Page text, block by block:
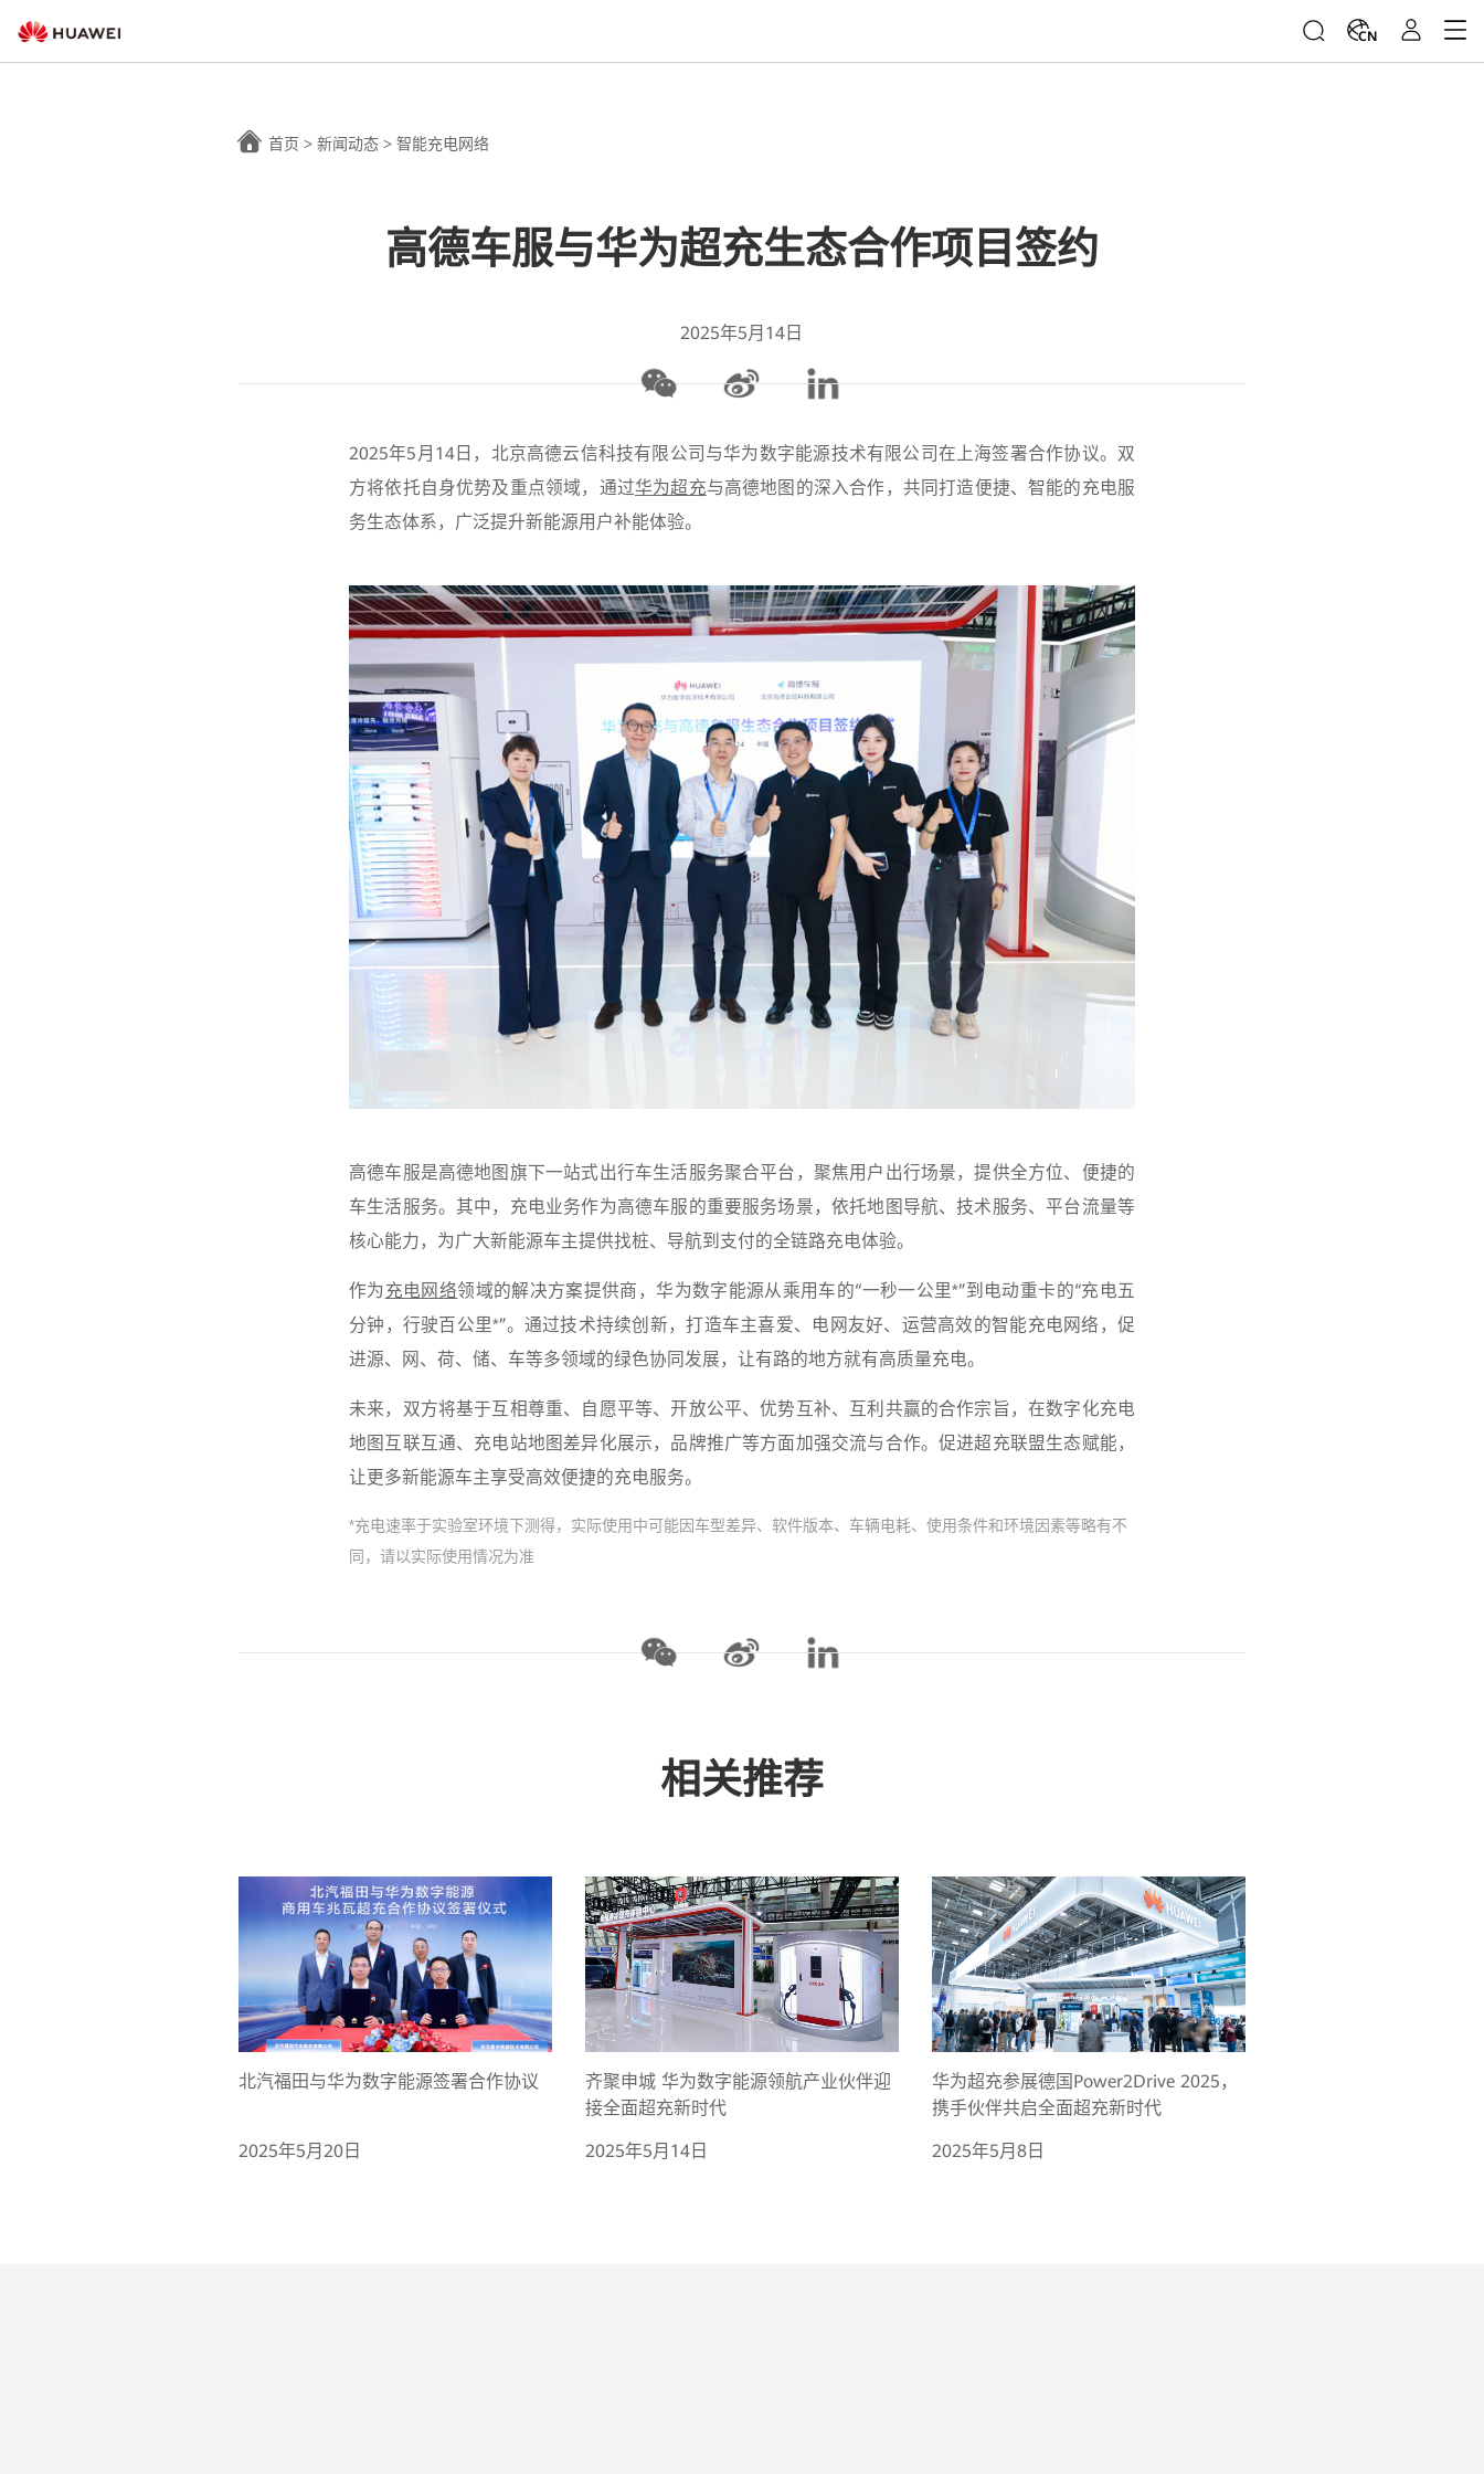
CN
首页 >新闻动态 >智能充电网络
高德车服与华为超充生态合作项目签约
2025年5月14日
2025年5月14日，北京高德云信科技有限公司与华为数字能源技术有限公司在上海签署合作协议。双
方将依托自身优势及重点领域，通过华为超充与高德地图的深入合作，共同打造便捷、智能的充电服
务生态体系，广泛提升新能源用户补能体验。
高德车服是高德地图旗下一站式出行车生活服务聚合平台，聚焦用户出行场景，提供全方位、便捷的
车生活服务。其中，充电业务作为高德车服的重要服务场景，依托地图导航、技术服务、平台流量等
核心能力，为广大新能源车主提供找桩、导航到支付的全链路充电体验。
作为充电网络领域的解决方案提供商，华为数字能源从乘用车的“一秒一公里*”到电动重卡的“充电五
分钟，行驶百公里*”。通过技术持续创新，打造车主喜爱、电网友好、运营高效的智能充电网络，促
进源、网、荷、储、车等多领域的绿色协同发展，让有路的地方就有高质量充电。
未来，双方将基于互相尊重、自愿平等、开放公平、优势互补、互利共赢的合作宗旨，在数字化充电
地图互联互通、充电站地图差异化展示，品牌推广等方面加强交流与合作。促进超充联盟生态赋能，
让更多新能源车主享受高效便捷的充电服务。
*充电速率于实验室环境下测得，实际使用中可能因车型差异、软件版本、车辆电耗、使用条件和环境因素等略有不
同，请以实际使用情况为准
相关推荐
北汽福田与华为数字能源签署合作协议
2025年5月20日
齐聚申城 华为数字能源领航产业伙伴迎
接全面超充新时代
2025年5月14日
华为超充参展德国Power2Drive 2025，
携手伙伴共启全面超充新时代
2025年5月8日